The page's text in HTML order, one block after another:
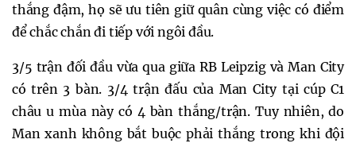
thắng đậm, họ sẽ ưu tiên giữ quân cùng việc có điểm
để chắc chắn đi tiếp với ngôi đầu.
3/5 trận đối đầu vừa qua giữa RB Leipzig và Man City
có trên 3 bàn. 3/4 trận đấu của Man City tại cúp C1
châu u mùa này có 4 bàn thắng/trận. Tuy nhiên, do
Man xanh không bắt buộc phải thắng trong khi đội